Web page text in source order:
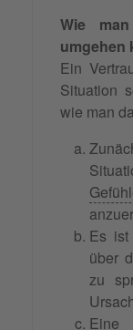
Wie
umgehen
Ein
Situation
wie man
Es
über
zu